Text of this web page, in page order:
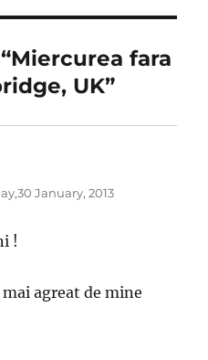
fara
UK”
January, 2013
!
agreat de mine